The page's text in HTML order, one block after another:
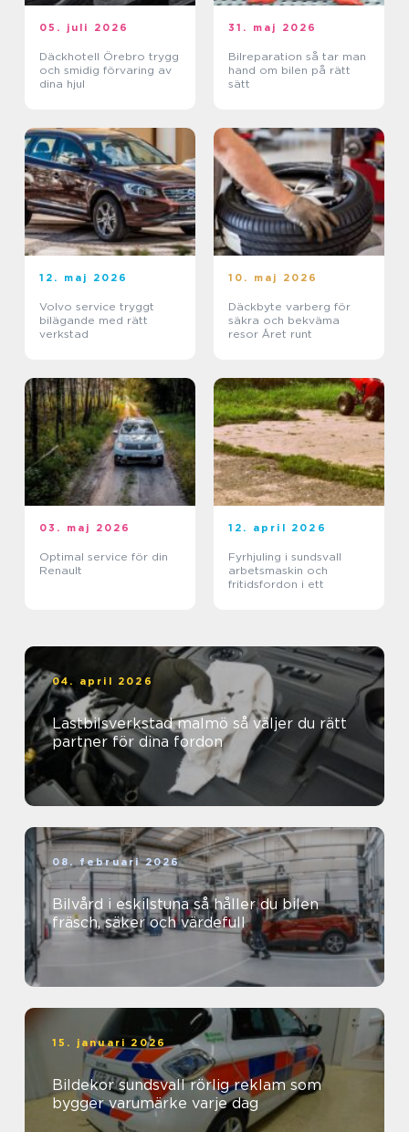
05. juli 2026
Däckhotell Örebro trygg
och smidig förvaring av
dina hjul
31. maj 2026
Bilreparation så tar man
hand om bilen på rätt
sätt
12. maj 2026
Volvo service tryggt
bilägande med rätt
verkstad
10. maj 2026
Däckbyte varberg för
säkra och bekväma
resor Året runt
03. maj 2026
Optimal service för din
Renault
12. april 2026
Fyrhjuling i sundsvall
arbetsmaskin och
fritidsfordon i ett
04. april 2026
Lastbilsverkstad malmö så väljer du rätt
partner för dina fordon
08. februari 2026
Bilvård i eskilstuna så håller du bilen
fräsch, säker och värdefull
15. januari 2026
Bildekor sundsvall rörlig reklam som
bygger varumärke varje dag